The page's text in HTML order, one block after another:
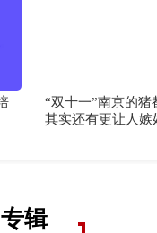
“双十一”南京的猪
其实还有更让人嫉
专辑